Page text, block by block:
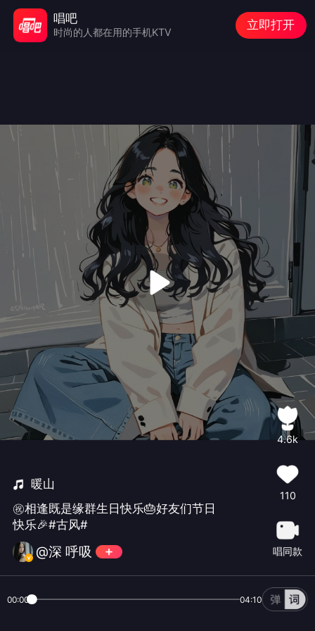
暖山
㊗️相逢既是缘群生日快乐🎂好友们节日
快乐🎉#古风#
@深 呼吸
4.6k
110
唱同款
00:00 04:10
唱吧
时尚的人都在用的手机KTV
立即打开